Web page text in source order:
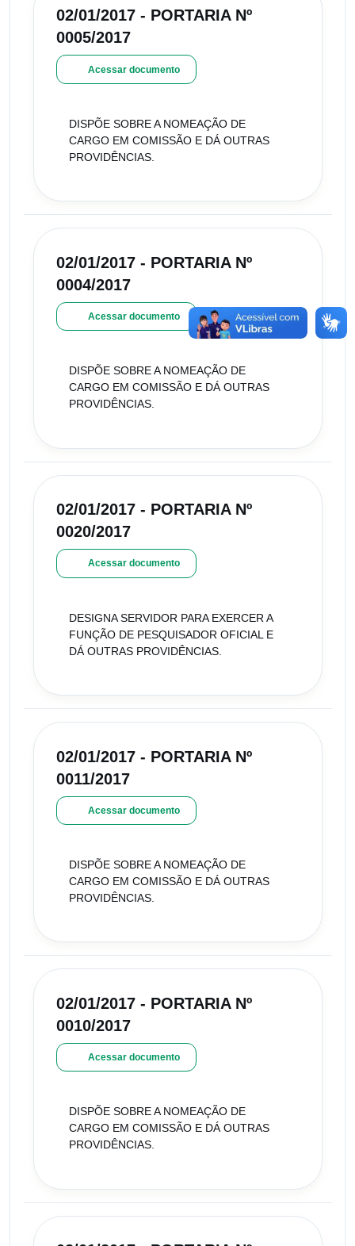
02/01/2017 - PORTARIA Nº
0005/2017
Acessar documento
DISPÕE SOBRE A NOMEAÇÃO DE
CARGO EM COMISSÃO E DÁ OUTRAS
PROVIDÊNCIAS.
02/01/2017 - PORTARIA Nº
0004/2017
Acessar documento
DISPÕE SOBRE A NOMEAÇÃO DE
CARGO EM COMISSÃO E DÁ OUTRAS
PROVIDÊNCIAS.
02/01/2017 - PORTARIA Nº
0020/2017
Acessar documento
DESIGNA SERVIDOR PARA EXERCER A
FUNÇÃO DE PESQUISADOR OFICIAL E
DÁ OUTRAS PROVIDÊNCIAS.
02/01/2017 - PORTARIA Nº
0011/2017
Acessar documento
DISPÕE SOBRE A NOMEAÇÃO DE
CARGO EM COMISSÃO E DÁ OUTRAS
PROVIDÊNCIAS.
02/01/2017 - PORTARIA Nº
0010/2017
Acessar documento
DISPÕE SOBRE A NOMEAÇÃO DE
CARGO EM COMISSÃO E DÁ OUTRAS
PROVIDÊNCIAS.